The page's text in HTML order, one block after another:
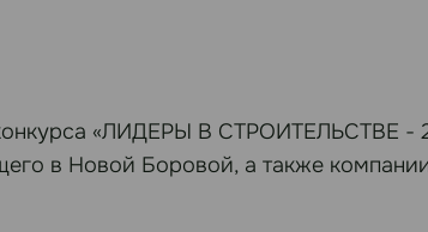
«ЛИДЕРЫ В СТРОИТЕЛЬСТВЕ -
в Новой Боровой, а также